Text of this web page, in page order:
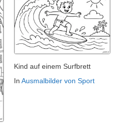
Kind auf einem Surfbrett
In Ausmalbilder von Sport